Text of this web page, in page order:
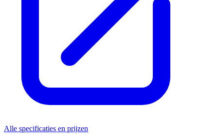
Alle specificaties en prijzen